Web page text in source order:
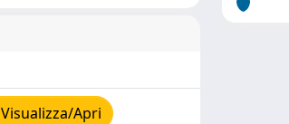
Visualizza/Apri